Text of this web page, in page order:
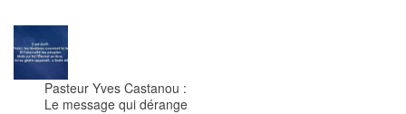
Pasteur Yves Castanou :
Le message qui dérange